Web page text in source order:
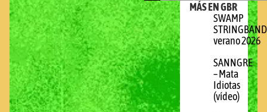
MÁS EN GBR
SWAMP
STRINGBAND
verano 2026
SANNGRE
– Mata
Idiotas
(vídeo)